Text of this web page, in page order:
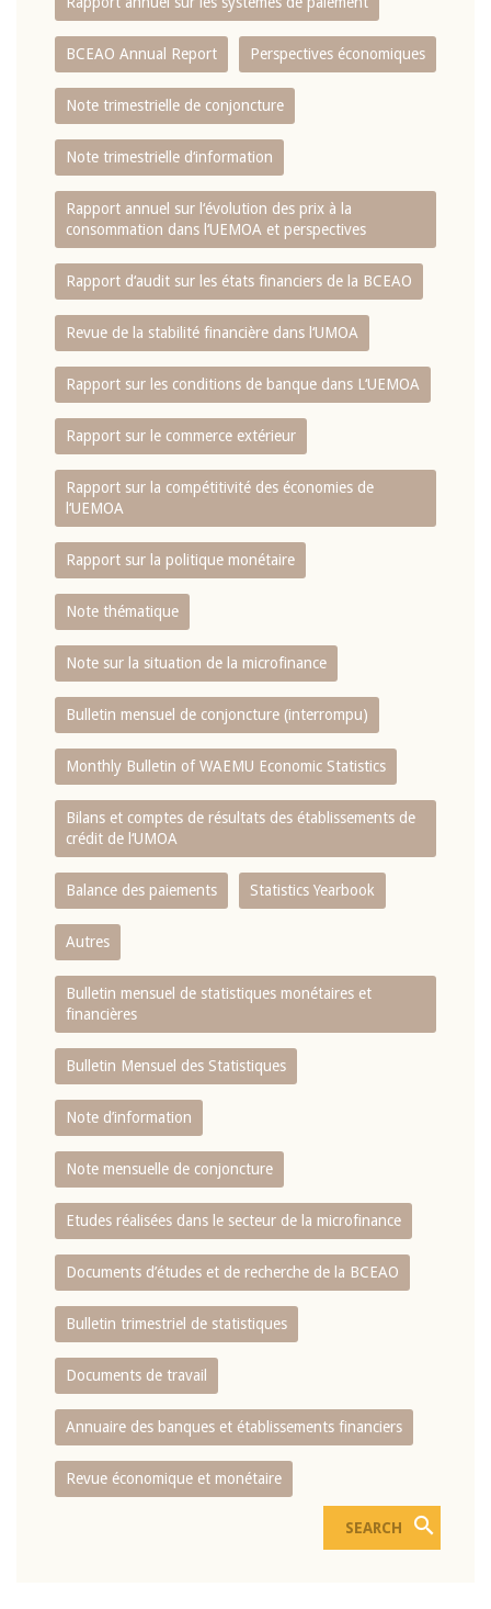
BCEAO Annual Report Perspectives économiques
Note trimestrielle de conjoncture
Note trimestrielle d‘information
Rapport annuel sur l‘évolution des prix à la
consommation dans l‘UEMOA et perspectives
Rapport d‘audit sur les états financiers de la BCEAO
Revue de la stabilité financière dans l‘UMOA
Rapport sur les conditions de banque dans L‘UEMOA
Rapport sur le commerce extérieur
Rapport sur la compétitivité des économies de
l‘UEMOA
Rapport sur la politique monétaire
Note thématique
Note sur la situation de la microfinance
Bulletin mensuel de conjoncture (interrompu)
Monthly Bulletin of WAEMU Economic Statistics
Bilans et comptes de résultats des établissements de
crédit de l‘UMOA
Balance des paiements Statistics Yearbook
Autres
Bulletin mensuel de statistiques monétaires et
financières
Bulletin Mensuel des Statistiques
Note d’information
Note mensuelle de conjoncture
Etudes réalisées dans le secteur de la microfinance
Documents d’études et de recherche de la BCEAO
Bulletin trimestriel de statistiques
Documents de travail
Annuaire des banques et établissements financiers
Revue économique et monétaire